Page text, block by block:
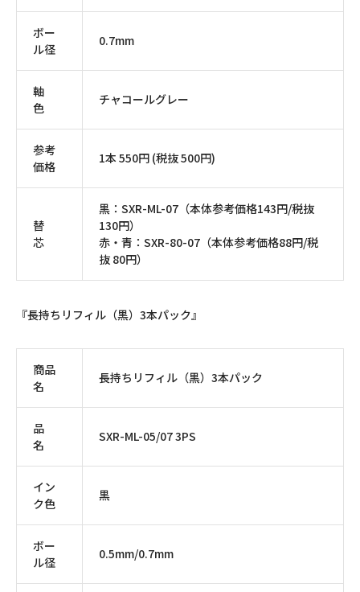
ボー
ル径
0.7mm
軸
色
チャコールグレー
参考
価格
1本 550円 (税抜 500円)
替
芯
黒：SXR-ML-07（本体参考価格143円/税抜
130円）
赤・青：SXR-80-07（本体参考価格88円/税
抜 80円）
『長持ちリフィル（黒）3本パック』
商品
名
長持ちリフィル（黒）3本パック
品
名
SXR-ML-05/07 3PS
イン
ク色
黒
ボー
ル径
0.5mm/0.7mm